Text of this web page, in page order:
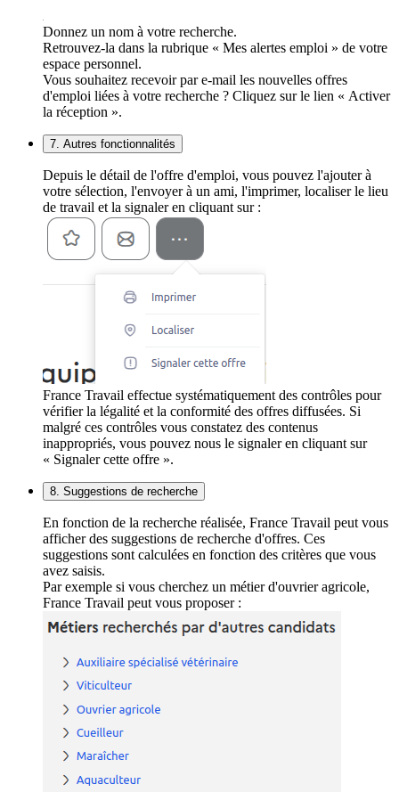
Donnez un nom à votre recherche.
Retrouvez-la dans la rubrique « Mes alertes emploi » de votre
espace personnel.
Vous souhaitez recevoir par e-mail les nouvelles offres
d'emploi liées à votre recherche ? Cliquez sur le lien « Activer
la réception ».
7. Autres fonctionnalités
Depuis le détail de l'offre d'emploi, vous pouvez l'ajouter à
votre sélection, l'envoyer à un ami, l'imprimer, localiser le lieu
de travail et la signaler en cliquant sur :
France Travail effectue systématiquement des contrôles pour
vérifier la légalité et la conformité des offres diffusées. Si
malgré ces contrôles vous constatez des contenus
inappropriés, vous pouvez nous le signaler en cliquant sur
« Signaler cette offre ».
8. Suggestions de recherche
En fonction de la recherche réalisée, France Travail peut vous
afficher des suggestions de recherche d'offres. Ces
suggestions sont calculées en fonction des critères que vous
avez saisis.
Par exemple si vous cherchez un métier d'ouvrier agricole,
France Travail peut vous proposer :